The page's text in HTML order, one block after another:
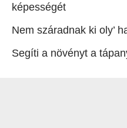
képességét
Nem száradnak ki oly’
Segíti a növényt a